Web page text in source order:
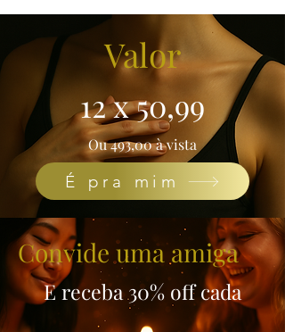
Valor
12 x 50,99
Ou 493,00 à vista
É pra mim
Convide uma amiga
E receba 30% off cada